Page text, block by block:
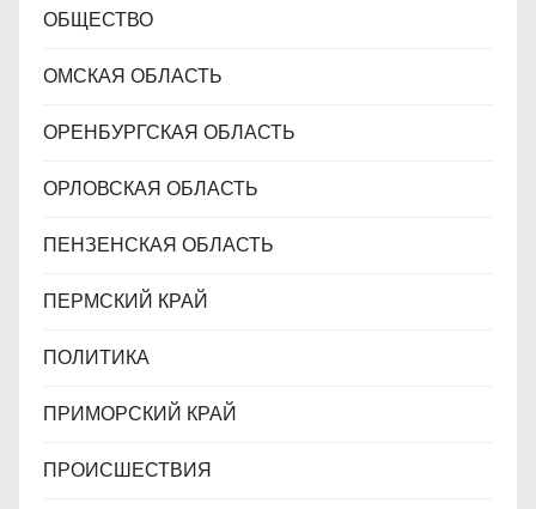
ОБЩЕСТВО
ОМСКАЯ ОБЛАСТЬ
ОРЕНБУРГСКАЯ ОБЛАСТЬ
ОРЛОВСКАЯ ОБЛАСТЬ
ПЕНЗЕНСКАЯ ОБЛАСТЬ
ПЕРМСКИЙ КРАЙ
ПОЛИТИКА
ПРИМОРСКИЙ КРАЙ
ПРОИСШЕСТВИЯ